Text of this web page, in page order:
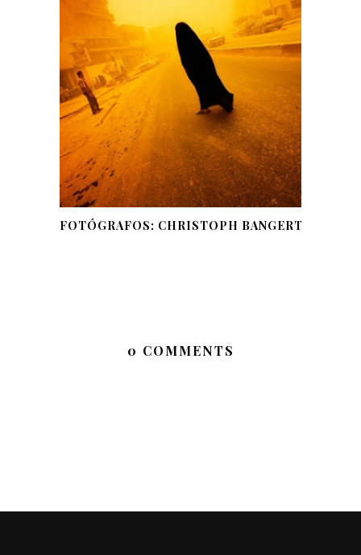
FOTÓGRAFOS: CHRISTOPH BANGERT
0 COMMENTS